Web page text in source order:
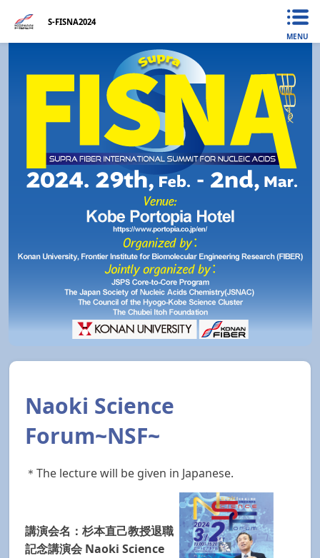
S-FISNA2024
MENU
Naoki Science
Forum~NSF~
＊The lecture will be given in Japanese.
講演会名：杉本直己教授退職
記念講演会 Naoki Science